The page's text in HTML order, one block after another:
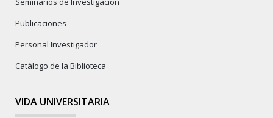
Publicaciones
Personal Investigador
Catálogo de la Biblioteca
VIDA UNIVERSITARIA